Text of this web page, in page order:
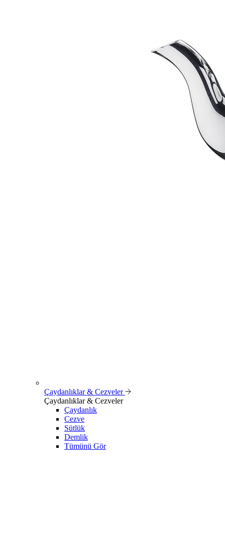
Çaydanlıklar & Cezveler
Çaydanlıklar & Cezveler
Çaydanlık
Cezve
Sütlük
Demlik
Tümünü Gör